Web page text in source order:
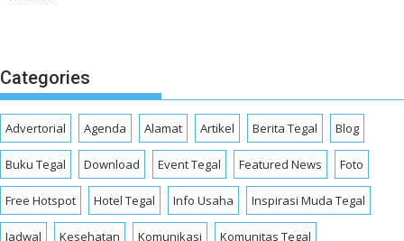
Categories
Advertorial Agenda Alamat Artikel Berita Tegal Blog
Buku Tegal Download Event Tegal Featured News Foto
Free Hotspot Hotel Tegal Info Usaha Inspirasi Muda Tegal
Jadwal Kesehatan Komunikasi Komunitas Tegal